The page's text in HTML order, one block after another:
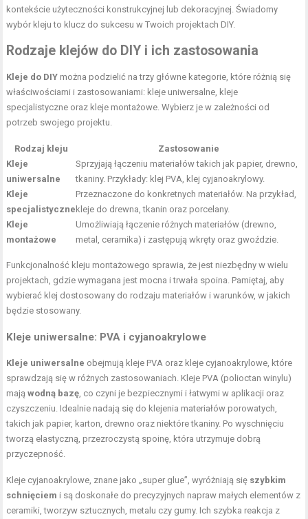
kontekście użyteczności konstrukcyjnej lub dekoracyjnej. Świadomy
wybór kleju to klucz do sukcesu w Twoich projektach DIY.
Rodzaje klejów do DIY i ich zastosowania
Kleje do DIY można podzielić na trzy główne kategorie, które różnią się
właściwościami i zastosowaniami: kleje uniwersalne, kleje
specjalistyczne oraz kleje montażowe. Wybierz je w zależności od
potrzeb swojego projektu.
Rodzaj kleju
Zastosowanie
Kleje
uniwersalne
Sprzyjają łączeniu materiałów takich jak papier, drewno,
tkaniny. Przykłady: klej PVA, klej cyjanoakrylowy.
Kleje
specjalistyczne
Przeznaczone do konkretnych materiałów. Na przykład,
kleje do drewna, tkanin oraz porcelany.
Kleje
montażowe
Umożliwiają łączenie różnych materiałów (drewno,
metal, ceramika) i zastępują wkręty oraz gwoździe.
Funkcjonalność kleju montażowego sprawia, że jest niezbędny w wielu
projektach, gdzie wymagana jest mocna i trwała spoina. Pamiętaj, aby
wybierać klej dostosowany do rodzaju materiałów i warunków, w jakich
będzie stosowany.
Kleje uniwersalne: PVA i cyjanoakrylowe
Kleje uniwersalne obejmują kleje PVA oraz kleje cyjanoakrylowe, które
sprawdzają się w różnych zastosowaniach. Kleje PVA (polioctan winylu)
mająwodną bazę , co czyni je bezpiecznymi i łatwymi w aplikacji oraz
czyszczeniu. Idealnie nadają się do klejenia materiałów porowatych,
takich jak papier, karton, drewno oraz niektóre tkaniny. Po wyschnięciu
tworzą elastyczną, przezroczystą spoinę, która utrzymuje dobrą
przyczepność.
Kleje cyjanoakrylowe, znane jako „super glue”, wyróżniają się szybkim
schnięciem i są doskonałe do precyzyjnych napraw małych elementów z
ceramiki, tworzyw sztucznych, metalu czy gumy. Ich szybka reakcja z